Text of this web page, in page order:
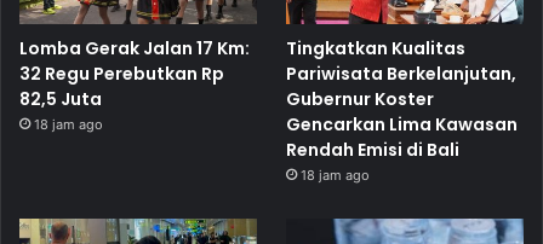
Lomba Gerak Jalan 17 Km:
32 Regu Perebutkan Rp
82,5 Juta
18 jam ago
Tingkatkan Kualitas
Pariwisata Berkelanjutan,
Gubernur Koster
Gencarkan Lima Kawasan
Rendah Emisi di Bali
18 jam ago